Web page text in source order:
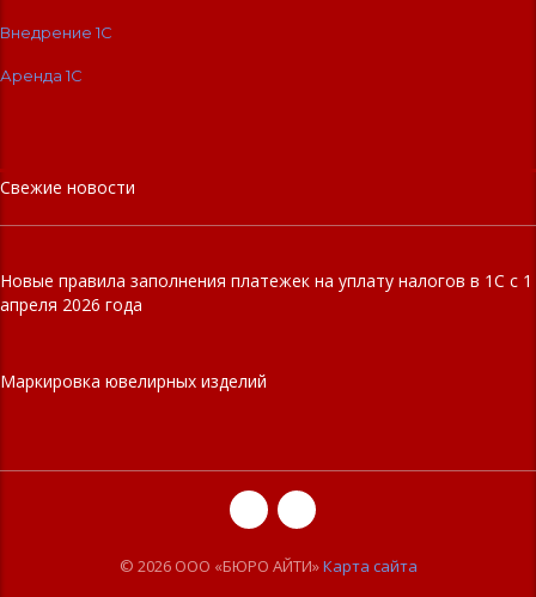
Внедрение 1С
Аренда 1С
Свежие новости
Новые правила заполнения платежек на уплату налогов в 1С с 1
апреля 2026 года
Маркировка ювелирных изделий
© 2026 ООО «БЮРО АЙТИ»Карта сайта